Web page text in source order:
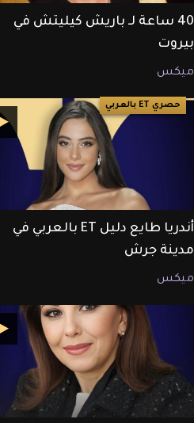
40 ساعة لـ باريش كيليتش في
بيروت
ميكس
حصري ET بالعربي
أندريا طايع دليل ET بالعربي في
مدينة جرش
ميكس